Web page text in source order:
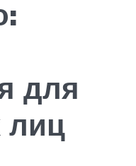
для
лиц